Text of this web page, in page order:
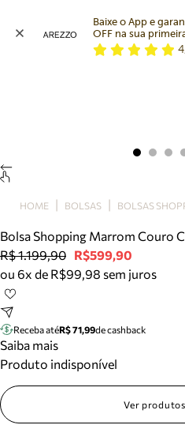
Bolsa
Tamanco
Tênis
Mule
Tire dúvidas sobre
Meus pedidos
Acompanhe seus
Baixe o App e
OFF na sua
HOME BOLSAS BOLSAS
Bolsa Shopping Marrom Couro
R$ 1.199,90 R$599,90
ou 6x de R$99,98 sem juros
Receba atéR$ 71,99de cashback
Saiba mais
Produto indisponível
Ver